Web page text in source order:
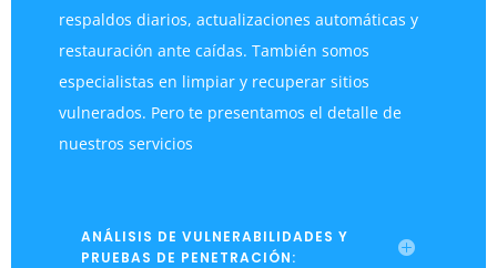
respaldos diarios, actualizaciones automáticas y
restauración ante caídas. También somos
especialistas en limpiar y recuperar sitios
vulnerados. Pero te presentamos el detalle de
nuestros servicios
ANÁLISIS DE VULNERABILIDADES Y
PRUEBAS DE PENETRACIÓN: